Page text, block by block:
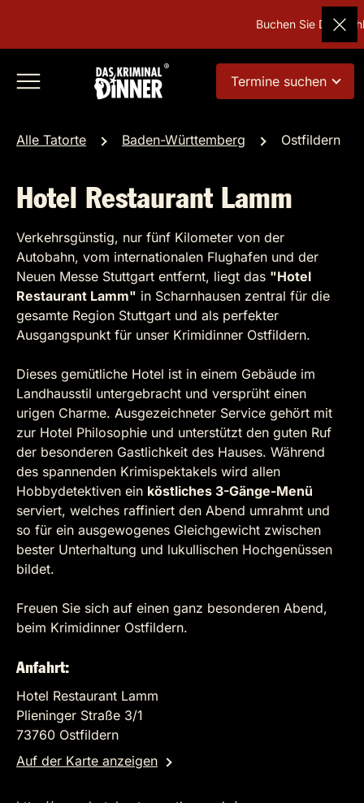
Buchen Sie
Termine suchen
Alle Tatorte Baden-Württemberg Ostfildern
Hotel Restaurant Lamm
Verkehrsgünstig, nur fünf Kilometer von der
Autobahn, vom internationalen Flughafen und der
Neuen Messe Stuttgart entfernt, liegt das "Hotel
Restaurant Lamm" in Scharnhausen zentral für die
gesamte Region Stuttgart und als perfekter
Ausgangspunkt für unser Krimidinner Ostfildern.
Dieses gemütliche Hotel ist in einem Gebäude im
Landhausstil untergebracht und versprüht einen
urigen Charme. Ausgezeichneter Service gehört mit
zur Hotel Philosophie und unterstützt den guten Ruf
der besonderen Gastlichkeit des Hauses. Während
des spannenden Krimispektakels wird allen
Hobbydetektiven ein köstliches 3-Gänge-Menü
serviert, welches raffiniert den Abend umrahmt und
so für ein ausgewogenes Gleichgewicht zwischen
bester Unterhaltung und lukullischen Hochgenüssen
bildet.
Freuen Sie sich auf einen ganz besonderen Abend,
beim Krimidinner Ostfildern.
Anfahrt:
Hotel Restaurant Lamm
Plieninger Straße 3/1
73760 Ostfildern
Auf der Karte anzeigen